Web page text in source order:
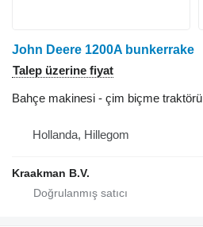
John Deere 1200A bunkerrake
Talep üzerine fiyat
Bahçe makinesi - çim biçme traktörü
Hollanda, Hillegom
Kraakman B.V.